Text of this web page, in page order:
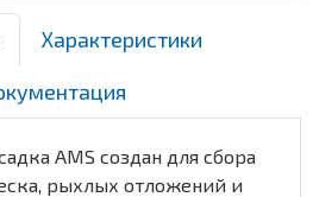
Характеристики
AMS создан для сбора
рыхлых отложений и